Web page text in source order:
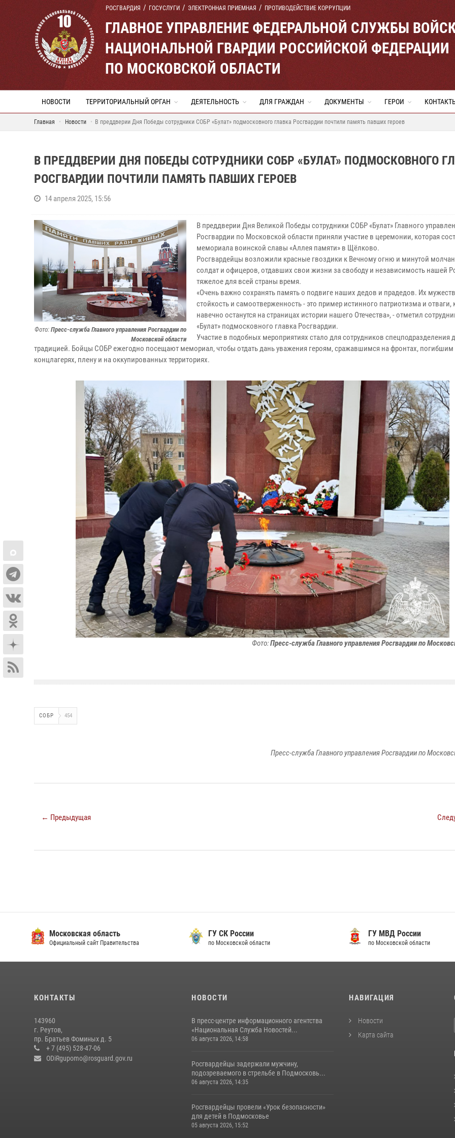
РОСГВАРДИЯ ГОСУСЛУГИ ЭЛЕКТРОННАЯ ПРИЕМНАЯ ПРОТИВОДЕЙСТВИЕ КОРРУПЦИИ
ГЛАВНОЕ УПРАВЛЕНИЕ ФЕДЕРАЛЬНОЙ СЛУЖБЫ
НАЦИОНАЛЬНОЙ ГВАРДИИ РОССИЙСКОЙ ФЕДЕРАЦИИ
ПО МОСКОВСКОЙ ОБЛАСТИ
НОВОСТИ ТЕРРИТОРИАЛЬНЫЙ ОРГАН ДЕЯТЕЛЬНОСТЬ ДЛЯ ГРАЖДАН ДОКУМЕНТЫ ГЕРОИ
Главная Новости В преддверии Дня Победы сотрудники СОБР «Булат» подмосковного главка Росгвардии почтили память павших героев
В ПРЕДДВЕРИИ ДНЯ ПОБЕДЫ СОТРУДНИКИ СОБР «БУЛАТ» ПОДМОСКОВНОГО
РОСГВАРДИИ ПОЧТИЛИ ПАМЯТЬ ПАВШИХ ГЕРОЕВ
14 апреля 2025, 15:56
Фото: Пресс-служба Главного управления Росгвардии по
Московской области
В преддверии Дня Великой Победы сотрудники СОБР «Булат» Главного
Росгвардии по Московской области приняли участие в церемонии, которая
мемориала воинской славы «Аллея памяти» в Щёлково.
Росгвардейцы возложили красные гвоздики к Вечному огню и минутой
солдат и офицеров, отдавших свои жизни за свободу и независимость нашей
тяжелое для всей страны время.
«Очень важно сохранять память о подвиге наших дедов и прадедов. Их
стойкость и самоотверженность - это пример истинного патриотизма и отваги,
навечно останутся на страницах истории нашего Отечества», - отметил
«Булат» подмосковного главка Росгвардии.
Участие в подобных мероприятиях стало для сотрудников спецподразделения
традицией. Бойцы СОБР ежегодно посещают мемориал, чтобы отдать дань уважения героям, сражавшимся на фронтах, погибшим
концлагерях, плену и на оккупированных территориях.
Фото:Пресс-служба Главного управления Росгвардии по
СОБР 454
Пресс-служба Главного управления Росгвардии по
← Предыдущая
Московская область
Официальный сайт Правительства
ГУ СК России
по Московской области
ГУ МВД России
по Московской области
КОНТАКТЫ
143960
г. Реутов,
пр. Братьев Фоминых д. 5
+ 7 (495) 528-47-06
ODiRgupomo@rosguard.gov.ru
НОВОСТИ
В пресс-центре информационного агентства
«Национальная Служба Новостей...
06 августа 2026, 14:58
Росгвардейцы задержали мужчину,
подозреваемого в стрельбе в Подмосковь...
06 августа 2026, 14:35
Росгвардейцы провели «Урок безопасности»
для детей в Подмосковье
05 августа 2026, 15:52
НАВИГАЦИЯ
Новости
Карта сайта